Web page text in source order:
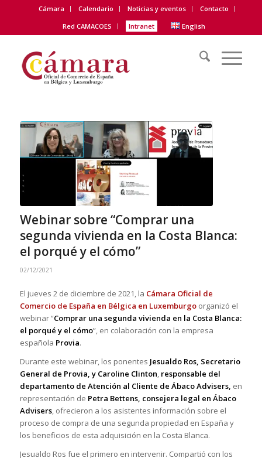
Cámara Calendario Noticias y eventos
Contacto
Red CAMACOES
Intranet English
Webinar sobre “Comprar una
segunda vivienda en la Costa Blanca:
el porqué y el cómo”
02/12/2021
El jueves 2 de diciembre de 2021, la Cámara Oficial de
Comercio de España en Bélgica en Luxemburgoorganizó el
webinar “Comprar una segunda vivienda en la Costa Blanca:
el porqué y el cómo”, en colaboración con la empresa
española Provia.
Durante este webinar, los ponentes Jesualdo Ros, Secretario
General de Provia, y Caroline Clinton, responsable del
departamento de Atención al Cliente de Ábaco Advisers, en
representación de Petra Bettens, consejera legal en Ábaco
Advisers, ofrecieron a los asistentes información sobre el
proceso de compra de una segunda propiedad en España y
los beneficios de esta adquisición en la Costa Blanca.
Jesualdo Ros fue el primero en intervenir. Compartió con los